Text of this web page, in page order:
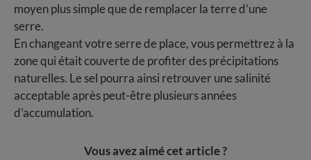
moyen plus simple que de remplacer la terre d’une
serre.
En changeant votre serre de place, vous permettrez à la
zone qui était couverte de profiter des précipitations
naturelles. Le sel pourra ainsi retrouver une salinité
acceptable après peut-être plusieurs années
d’accumulation.
Vous avez aimé cet article ?